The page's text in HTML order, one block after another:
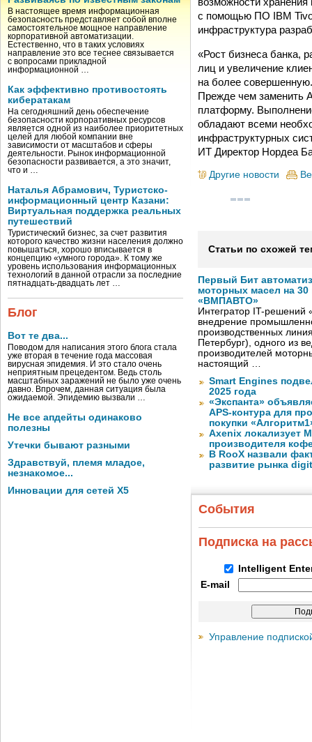
В настоящее время информационная
безопасность представляет собой вполне
самостоятельное мощное направление
корпоративной автоматизации.
Естественно, что в таких условиях
направление это все теснее связывается
с вопросами прикладной
информационной …
Как эффективно противостоять
кибератакам
На сегодняшний день обеспечение
безопасности корпоративных ресурсов
является одной из наиболее приоритетных
целей для любой компании вне
зависимости от масштабов и сферы
деятельности. Рынок информационной
безопасности развивается, а это значит,
что и …
Наталья Абрамович, Туристско-
информационный центр Казани:
Виртуальная поддержка реальных
путешествий
Туристический бизнес, за счет развития
которого качество жизни населения должно
повышаться, хорошо вписывается в
концепцию «умного города». К тому же
уровень использования информационных
технологий в данной отрасли за последние
пятнадцать-двадцать лет …
Блог
Вот те два...
Поводом для написания этого блога стала
уже вторая в течение года массовая
вирусная эпидемия. И это стало очень
неприятным прецедентом. Ведь столь
масштабных заражений не было уже очень
давно. Впрочем, данная ситуация была
ожидаемой. Эпидемию вызвали …
Не все апдейты одинаково
полезны
Утечки бывают разными
Здравствуй, племя младое,
незнакомое...
Инновации для сетей X5
с помощью ПО IBM
инфраструктура
«Рост бизнеса банка,
лиц и увеличение
на более
Прежде чем заменить
платформу.
обладают всеми
инфраструктурных
ИТ Директор Нордеа
Другие новости
Статьи по схожей
Первый Бит
моторных масел на
«ВМПАВТО»
Интегратор IT-
внедрение
производственных
Петербург), одного из
производителей
настоящий …
Smart Engines
2025 года
«Экспанта»
APS-контура для
покупки
Axenix локализует
производителя
В RooX назвали
развитие рынка
События
Подписка на
Intelligent
E-mail
Управление